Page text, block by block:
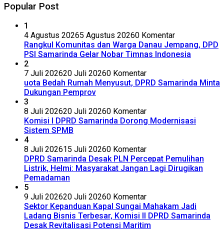
Popular Post
1
4 Agustus 20265 Agustus 20260 Komentar
Rangkul Komunitas dan Warga Danau Jempang, DPD
PSI Samarinda Gelar Nobar Timnas Indonesia
2
7 Juli 202620 Juli 20260 Komentar
uota Bedah Rumah Menyusut, DPRD Samarinda Minta
Dukungan Pemprov
3
8 Juli 202620 Juli 20260 Komentar
Komisi I DPRD Samarinda Dorong Modernisasi
Sistem SPMB
4
8 Juli 202615 Juli 20260 Komentar
DPRD Samarinda Desak PLN Percepat Pemulihan
Listrik, Helmi: Masyarakat Jangan Lagi Dirugikan
Pemadaman
5
9 Juli 202620 Juli 20260 Komentar
Sektor Kepanduan Kapal Sungai Mahakam Jadi
Ladang Bisnis Terbesar, Komisi II DPRD Samarinda
Desak Revitalisasi Potensi Maritim